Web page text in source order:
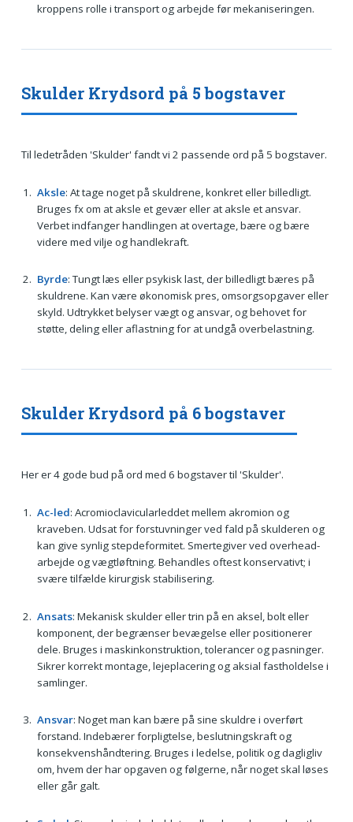
kroppens rolle i transport og arbejde før mekaniseringen.
Skulder Krydsord på 5 bogstaver
Til ledetråden 'Skulder' fandt vi 2 passende ord på 5 bogstaver.
Aksle: At tage noget på skuldrene, konkret eller billedligt.
Bruges fx om at aksle et gevær eller at aksle et ansvar.
Verbet indfanger handlingen at overtage, bære og bære
videre med vilje og handlekraft.
Byrde: Tungt læs eller psykisk last, der billedligt bæres på
skuldrene. Kan være økonomisk pres, omsorgsopgaver eller
skyld. Udtrykket belyser vægt og ansvar, og behovet for
støtte, deling eller aflastning for at undgå overbelastning.
Skulder Krydsord på 6 bogstaver
Her er 4 gode bud på ord med 6 bogstaver til 'Skulder'.
Ac-led: Acromioclavicularleddet mellem akromion og
kraveben. Udsat for forstuvninger ved fald på skulderen og
kan give synlig stepdeformitet. Smertegiver ved overhead-
arbejde og vægtløftning. Behandles oftest konservativt; i
svære tilfælde kirurgisk stabilisering.
Ansats: Mekanisk skulder eller trin på en aksel, bolt eller
komponent, der begrænser bevægelse eller positionerer
dele. Bruges i maskinkonstruktion, tolerancer og pasninger.
Sikrer korrekt montage, lejeplacering og aksial fastholdelse i
samlinger.
Ansvar: Noget man kan bære på sine skuldre i overført
forstand. Indebærer forpligtelse, beslutningskraft og
konsekvenshåndtering. Bruges i ledelse, politik og dagligliv
om, hvem der har opgaven og følgerne, når noget skal løses
eller går galt.